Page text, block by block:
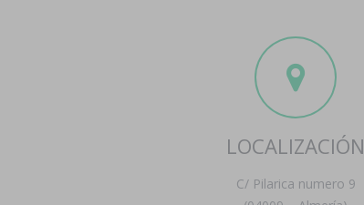
LOCALIZACIÓN
C/ Pilarica numero 9